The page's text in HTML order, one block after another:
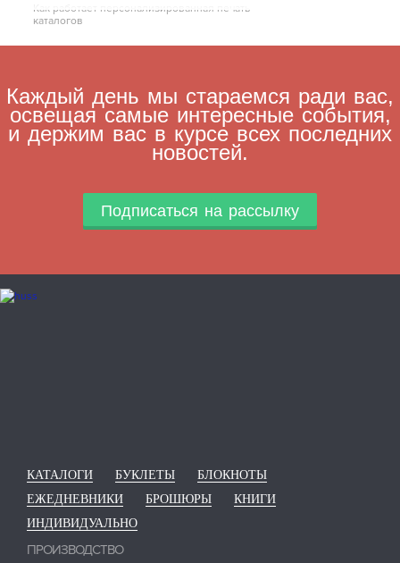
Как работает персонализированная печать
каталогов
Каждый день мы стараемся ради вас,
освещая самые интересные события,
и держим вас в курсе всех последних
новостей.
Подписаться на рассылку
КАТАЛОГИ БУКЛЕТЫ
БЛОКНОТЫ
ЕЖЕДНЕВНИКИ
БРОШЮРЫ
КНИГИ
ИНДИВИДУАЛЬНО
ПРОИЗВОДСТВО